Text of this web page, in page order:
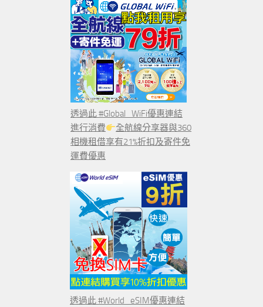
透過此 #Global_WiFi優惠連結
進行消費
全航線分享器與360
相機租借享有21%折扣及寄件免
運費優惠
透過此 #World_eSIM優惠連結